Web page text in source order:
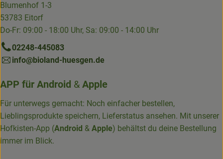
Blumenhof 1-3
53783 Eitorf
Do-Fr: 09:00 - 18:00 Uhr, Sa: 09:00 - 14:00 Uhr
02248-445083
info@bioland-huesgen.de
APP für Android & Apple
Für unterwegs gemacht: Noch einfacher bestellen,
Lieblingsprodukte speichern, Lieferstatus ansehen. Mit unserer
Hofkisten-App (Android & Apple) behältst du deine Bestellung
immer im Blick.